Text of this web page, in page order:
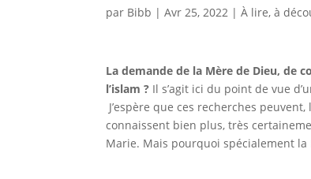
par Bibb |Avr 25, 2022 |À lire, à
La demande de la Mère de Dieu, de
l’islam ? Il s’agit ici du point de vue
J’espère que ces recherches
connaissent bien plus, très
Marie. Mais pourquoi spécialement la